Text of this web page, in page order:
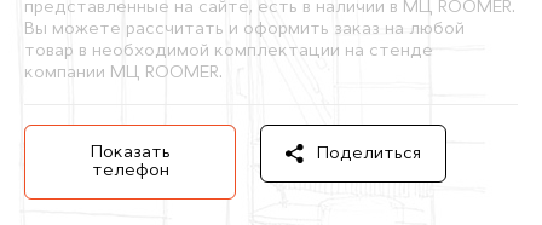
представленные на сайте, есть в наличии в МЦ ROOMER.
Вы можете рассчитать и оформить заказ на любой
товар в необходимой комплектации на стенде
компании МЦ ROOMER.
Показать
телефон
Поделиться